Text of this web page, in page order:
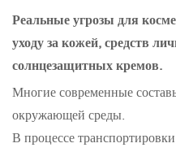
Реальные угрозы для
уходу за кожей, средств
солнцезащитных кремов.
Многие современные
окружающей среды.
В процессе